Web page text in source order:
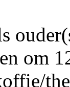
om